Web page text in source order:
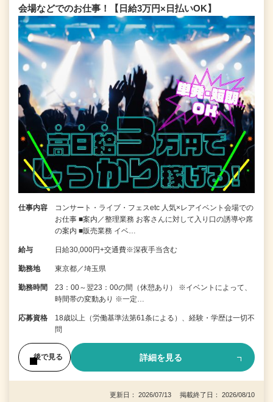
会場などでのお仕事！【日給3万円×日払いOK】
仕事内容
コンサート・ライブ・フェスetc 人気×レアイベント会場での
お仕事 ■案内／整理業務 お客さんに対して入り口の誘導や席
の案内 ■販売業務 イベ…
給与 日給30,000円+交通費※深夜手当含む
勤務地 東京都／埼玉県
勤務時間
23：00～翌23：00の間（休憩あり） ※イベントによって、
時間帯の変動あり ※一定…
応募資格
18歳以上（労働基準法第61条による）、経験・学歴は一切不
問
後で見る 詳細を見る
更新日： 2026/07/13 掲載終了日： 2026/08/10